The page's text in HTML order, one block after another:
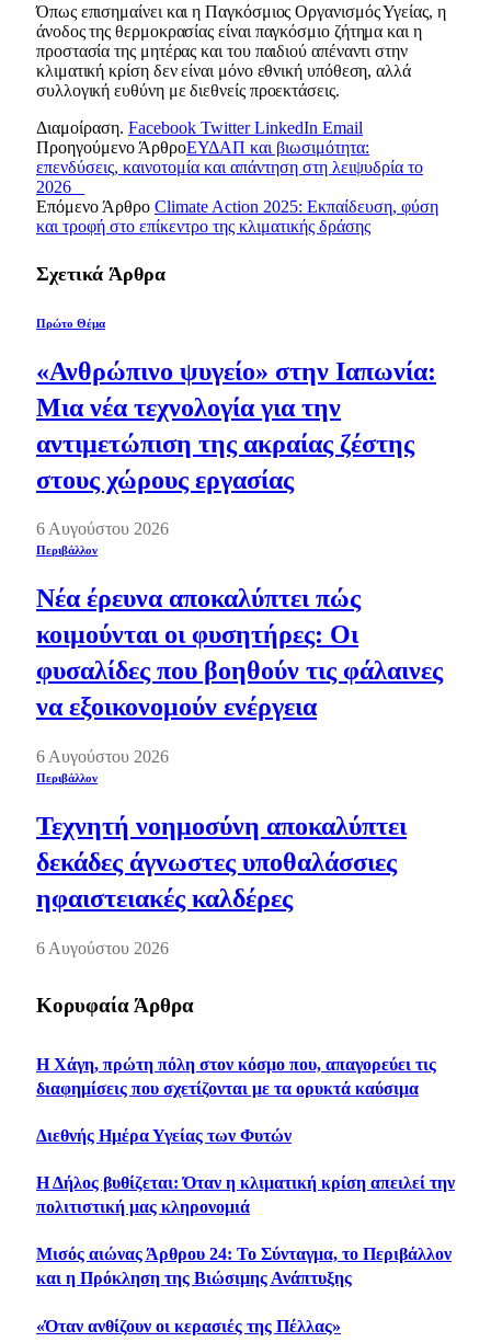
Όπως επισημαίνει και η Παγκόσμιος Οργανισμός Υγείας, η
άνοδος της θερμοκρασίας είναι παγκόσμιο ζήτημα και η
προστασία της μητέρας και του παιδιού απέναντι στην
κλιματική κρίση δεν είναι μόνο εθνική υπόθεση, αλλά
συλλογική ευθύνη με διεθνείς προεκτάσεις.
Διαμοίραση. Facebook Twitter LinkedIn Email
Προηγούμενο ΆρθροΕΥΔΑΠ και βιωσιμότητα:
επενδύσεις, καινοτομία και απάντηση στη λειψυδρία το
2026
Επόμενο Άρθρο Climate Action 2025: Εκπαίδευση, φύση
και τροφή στο επίκεντρο της κλιματικής δράσης
Σχετικά Άρθρα
Πρώτο Θέμα
«Ανθρώπινο ψυγείο» στην Ιαπωνία:
Μια νέα τεχνολογία για την
αντιμετώπιση της ακραίας ζέστης
στους χώρους εργασίας
6 Αυγούστου 2026
Περιβάλλον
Νέα έρευνα αποκαλύπτει πώς
κοιμούνται οι φυσητήρες: Οι
φυσαλίδες που βοηθούν τις φάλαινες
να εξοικονομούν ενέργεια
6 Αυγούστου 2026
Περιβάλλον
Τεχνητή νοημοσύνη αποκαλύπτει
δεκάδες άγνωστες υποθαλάσσιες
ηφαιστειακές καλδέρες
6 Αυγούστου 2026
Κορυφαία Άρθρα
Η Χάγη, πρώτη πόλη στον κόσμο που, απαγορεύει τις
διαφημίσεις που σχετίζονται με τα ορυκτά καύσιμα
Διεθνής Ημέρα Υγείας των Φυτών
Η Δήλος βυθίζεται: Όταν η κλιματική κρίση απειλεί την
πολιτιστική μας κληρονομιά
Μισός αιώνας Άρθρου 24: Το Σύνταγμα, το Περιβάλλον
και η Πρόκληση της Βιώσιμης Ανάπτυξης
«Όταν ανθίζουν οι κερασιές της Πέλλας»